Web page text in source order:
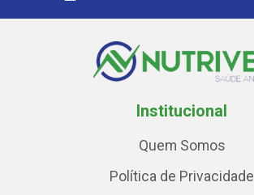
Institucional
Quem Somos
Política de Privacidade